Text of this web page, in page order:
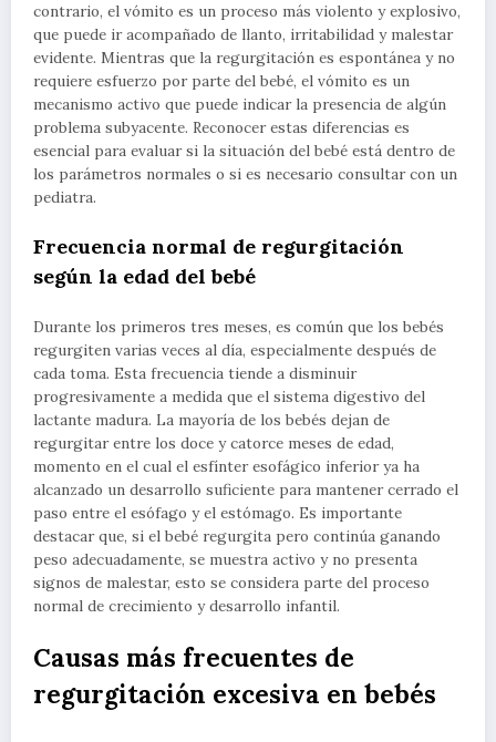
contrario, el vómito es un proceso más violento y explosivo,
que puede ir acompañado de llanto, irritabilidad y malestar
evidente. Mientras que la regurgitación es espontánea y no
requiere esfuerzo por parte del bebé, el vómito es un
mecanismo activo que puede indicar la presencia de algún
problema subyacente. Reconocer estas diferencias es
esencial para evaluar si la situación del bebé está dentro de
los parámetros normales o si es necesario consultar con un
pediatra.
Frecuencia normal de regurgitación
según la edad del bebé
Durante los primeros tres meses, es común que los bebés
regurgiten varias veces al día, especialmente después de
cada toma. Esta frecuencia tiende a disminuir
progresivamente a medida que el sistema digestivo del
lactante madura. La mayoría de los bebés dejan de
regurgitar entre los doce y catorce meses de edad,
momento en el cual el esfínter esofágico inferior ya ha
alcanzado un desarrollo suficiente para mantener cerrado el
paso entre el esófago y el estómago. Es importante
destacar que, si el bebé regurgita pero continúa ganando
peso adecuadamente, se muestra activo y no presenta
signos de malestar, esto se considera parte del proceso
normal de crecimiento y desarrollo infantil.
Causas más frecuentes de
regurgitación excesiva en bebés